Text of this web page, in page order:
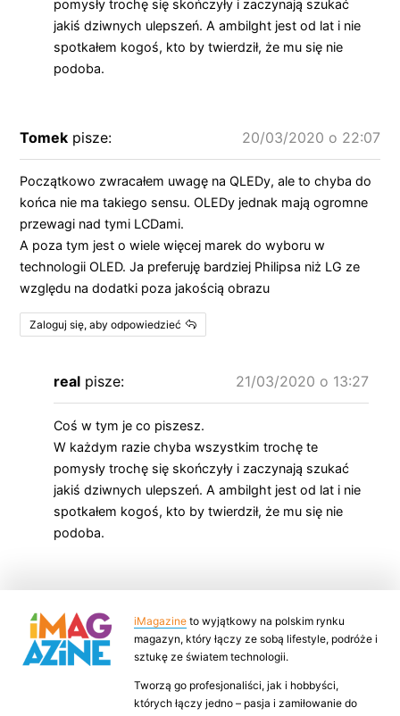
pomysły trochę się skończyły i zaczynają szukać
jakiś dziwnych ulepszeń. A ambilght jest od lat i nie
spotkałem kogoś, kto by twierdził, że mu się nie
podoba.
Tomek pisze: 20/03/2020 o 22:07
Początkowo zwracałem uwagę na QLEDy, ale to chyba do
końca nie ma takiego sensu. OLEDy jednak mają ogromne
przewagi nad tymi LCDami.
A poza tym jest o wiele więcej marek do wyboru w
technologii OLED. Ja preferuję bardziej Philipsa niż LG ze
względu na dodatki poza jakością obrazu
Zaloguj się, aby odpowiedzieć
real pisze: 21/03/2020 o 13:27
Coś w tym je co piszesz.
W każdym razie chyba wszystkim trochę te
pomysły trochę się skończyły i zaczynają szukać
jakiś dziwnych ulepszeń. A ambilght jest od lat i nie
spotkałem kogoś, kto by twierdził, że mu się nie
podoba.
iMagazine to wyjątkowy na polskim rynku
magazyn, który łączy ze sobą lifestyle, podróże i
sztukę ze światem technologii.
Tworzą go profesjonaliści, jak i hobbyści,
których łączy jedno – pasja i zamiłowanie do